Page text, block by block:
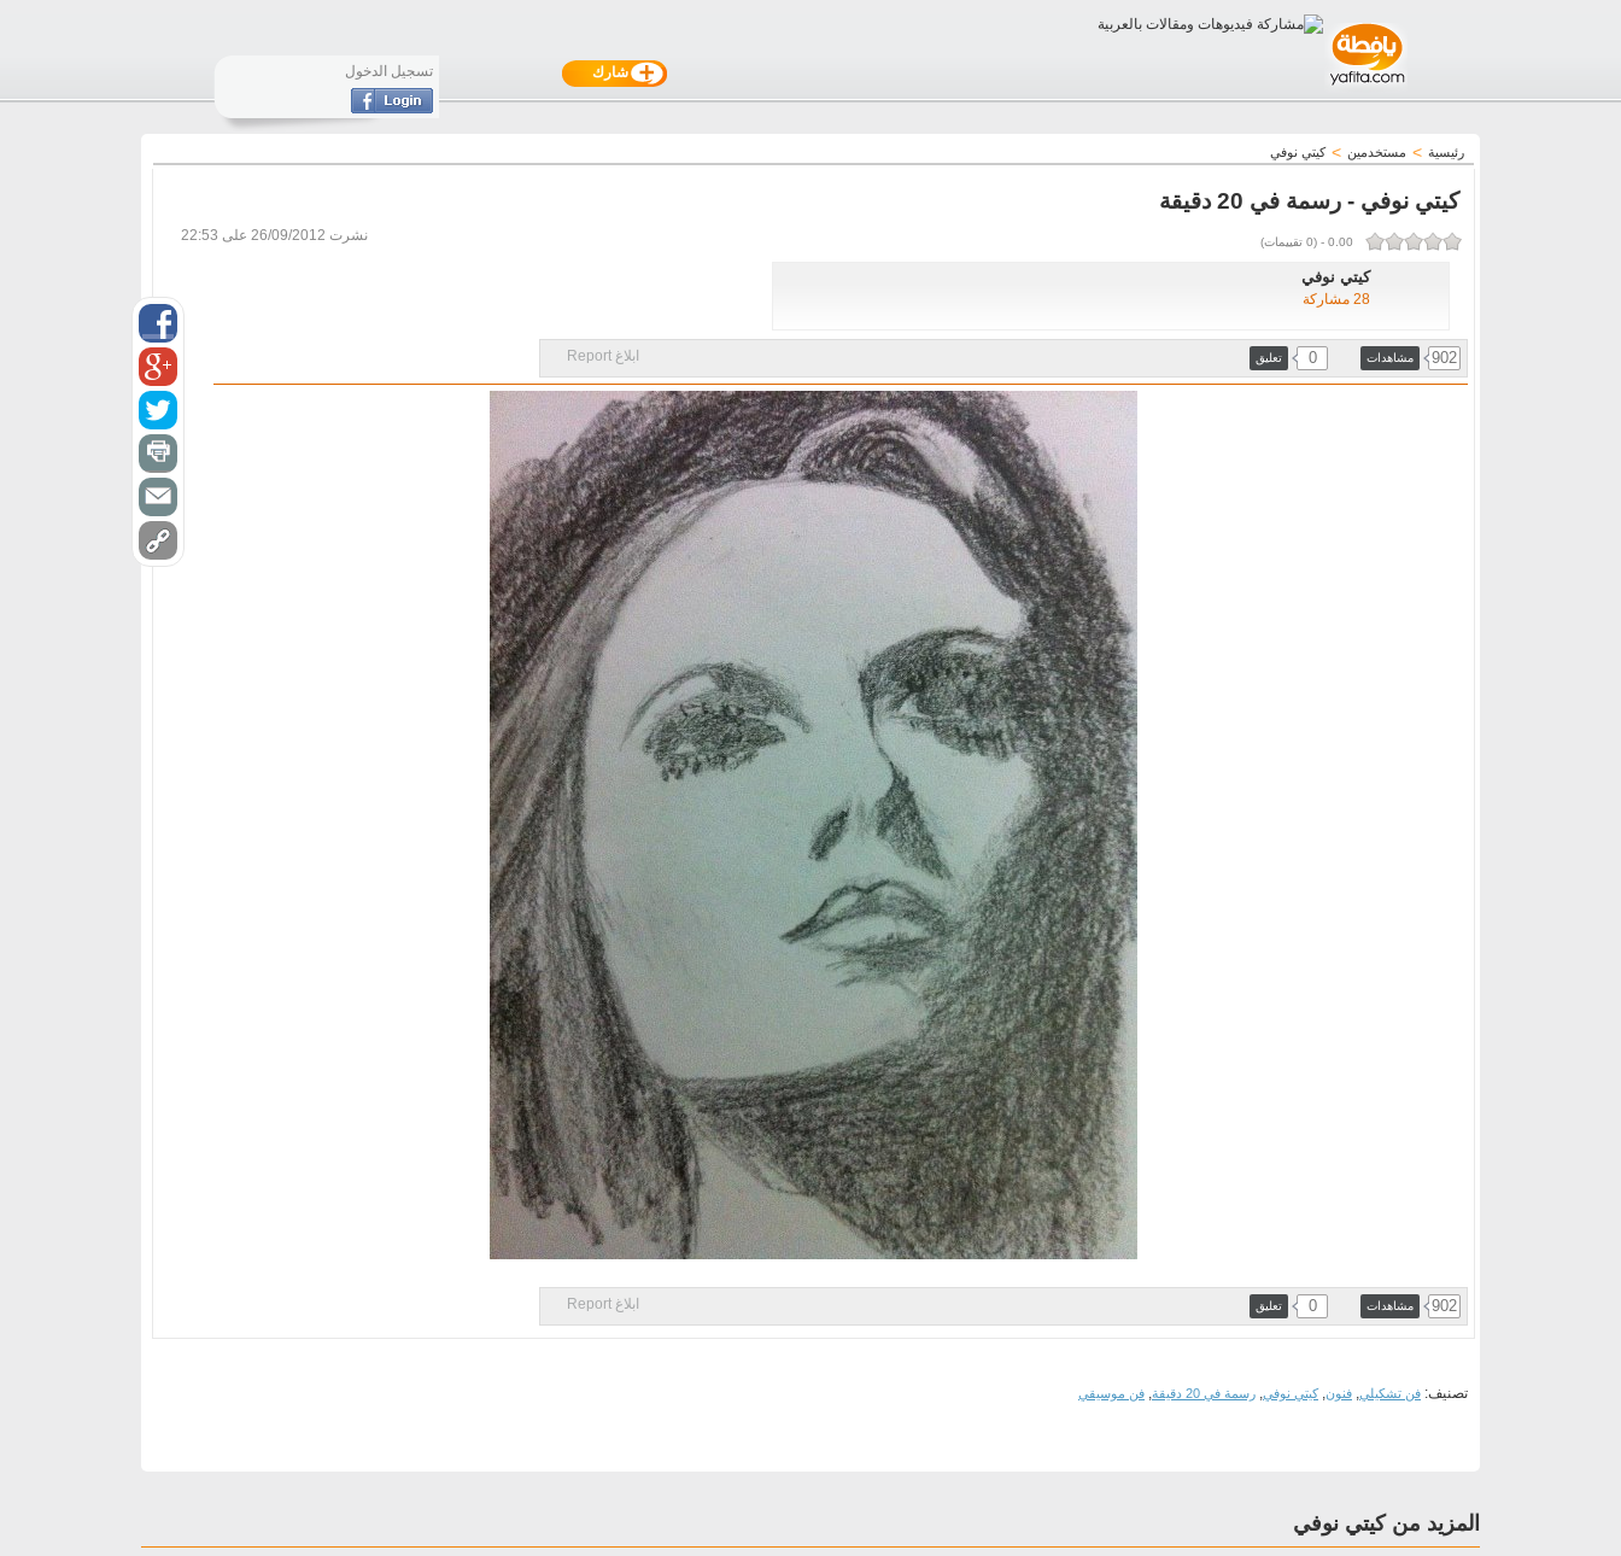
شارك تسجيل الدخول
رئيسية > مستخدمين > كيتي نوفي
كيتي نوفي - رسمة في 20 دقيقة
0.00
-
(
0 تقييمات) نشرت 26/09/2012 على 22:53
كيتي نوفي
28 مشاركة
902 مشاهدات 0 تعليق ابلاغ Report
902 مشاهدات 0 تعليق ابلاغ Report
تصنيف: فن تشكيلي, فنون,كيتي نوفي, رسمة في 20 دقيقة , فن موسيقي
المزيد من كيتي نوفي